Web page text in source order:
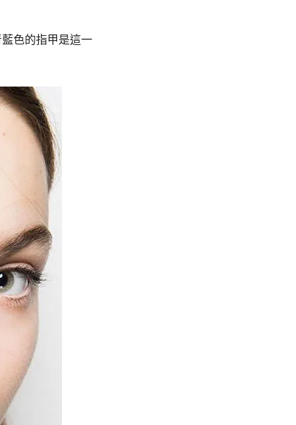
色的指甲是這一